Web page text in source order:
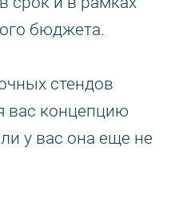
бюджета.
стендов
вас концепцию
у вас она еще не